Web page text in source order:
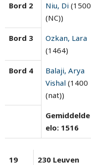
Bord 2 Niu, Di (1500
(NC))
Bord 3
Ozkan, Lara
(1464)
Bord 4
Balaji, Arya
Vishal (1400
(nat))
Gemiddelde
elo: 1516
19
230 Leuven